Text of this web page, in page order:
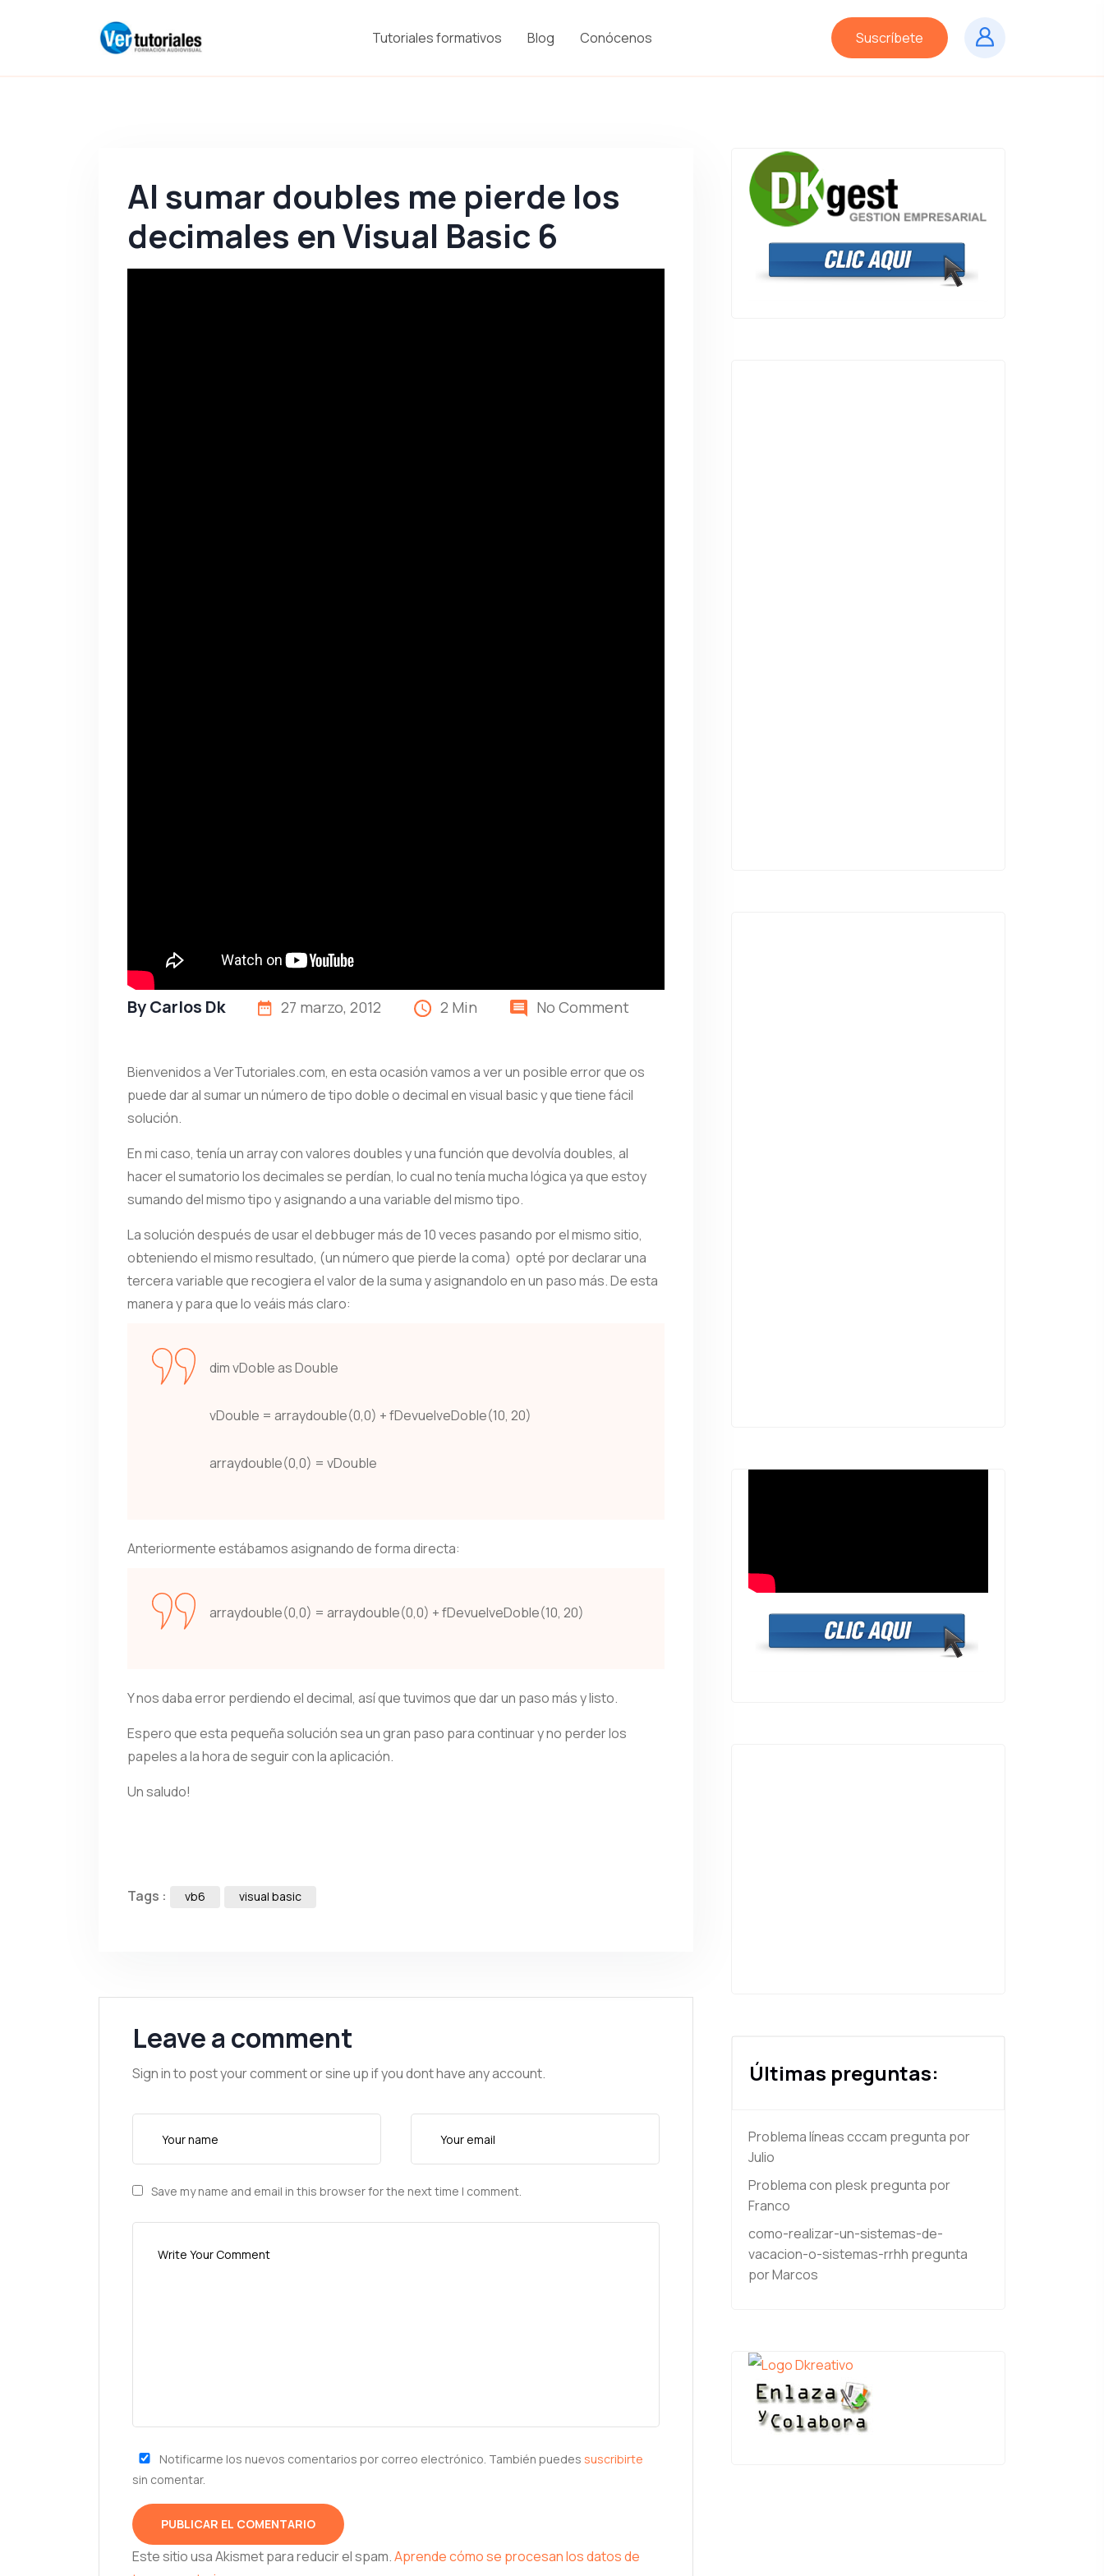
Tutoriales formativos Blog Conócenos Suscríbete
Al sumar doubles me pierde los
decimales en Visual Basic 6
ByCarlos Dk 27 marzo, 2012 2 Min No Comment
Bienvenidos a VerTutoriales.com, en esta ocasión vamos a ver un posible error que os
puede dar al sumar un número de tipo doble o decimal en visual basic y que tiene fácil
solución.
En mi caso, tenía un array con valores doubles y una función que devolvía doubles, al
hacer el sumatorio los decimales se perdían, lo cual no tenía mucha lógica ya que estoy
sumando del mismo tipo y asignando a una variable del mismo tipo.
La solución después de usar el debbuger más de 10 veces pasando por el mismo sitio,
obteniendo el mismo resultado, (un número que pierde la coma) opté por declarar una
tercera variable que recogiera el valor de la suma y asignandolo en un paso más. De esta
manera y para que lo veáis más claro:
dim vDoble as Double
vDouble = arraydouble(0,0) + fDevuelveDoble(10, 20)
arraydouble(0,0) = vDouble
Anteriormente estábamos asignando de forma directa:
arraydouble(0,0) = arraydouble(0,0) + fDevuelveDoble(10, 20)
Y nos daba error perdiendo el decimal, así que tuvimos que dar un paso más y listo.
Espero que esta pequeña solución sea un gran paso para continuar y no perder los
papeles a la hora de seguir con la aplicación.
Un saludo!
Tags : vb6 visual basic
Leave a comment
Sign in to post your comment or sine up if you dont have any account.
Save my name and email in this browser for the next time I comment.
Notificarme los nuevos comentarios por correo electrónico. También puedes suscribirte
sin comentar.
Este sitio usa Akismet para reducir el spam.Aprende cómo se procesan los datos de
Últimas preguntas:
Problema líneas cccam pregunta por
Julio
Problema con pleskpregunta por
Franco
como-realizar-un-sistemas-de-
vacacion-o-sistemas-rrhh pregunta
por Marcos